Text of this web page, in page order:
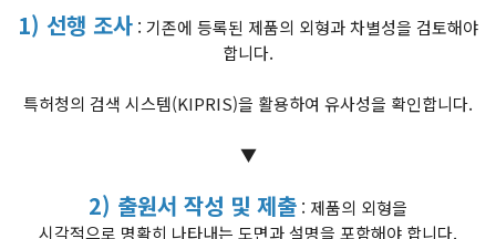
1) 선행 조사 : 기존에 등록된 제품의 외형과 차별성을 검토해야
합니다.
특허청의 검색 시스템(KIPRIS)을 활용하여 유사성을 확인합니다.
▼
2) 출원서 작성 및 제출 : 제품의 외형을
시각적으로 명확히 나타내는 도면과 설명을 포함해야 합니다.